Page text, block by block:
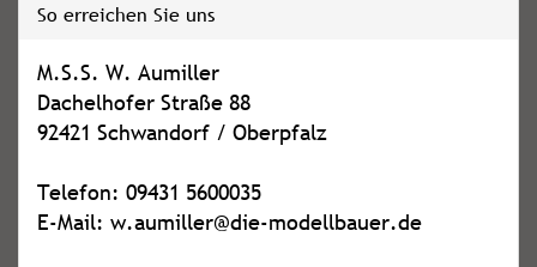
So erreichen Sie uns
M.S.S. W. Aumiller
Dachelhofer Straße 88
92421 Schwandorf / Oberpfalz
Telefon: 09431 5600035
E-Mail: w.aumiller@die-modellbauer.de